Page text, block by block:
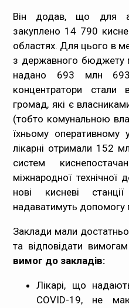
Він додав, що для
закуплено 14 790
областях. Для цього в
з державного бюджету
надано 693 млн
концентратори стали
громад, які є
(тобто комунальною
їхньому оперативному
лікарні отримали 152
систем
міжнародної
нові кисневі
надаватимуть допомогу
Заклади мали
та відповідати
вимог до закладів:
Лікарі, що
COVID-19, не